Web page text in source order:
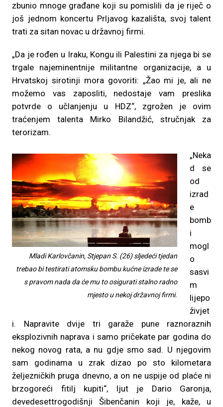
zbunio mnoge građane koji su pomislili da je riječ o
još jednom koncertu Prljavog kazališta, svoj talent
trati za sitan novac u državnoj firmi.
„Da je rođen u Iraku, Kongu ili Palestini za njega bi se
trgale najeminentnije militantne organizacije, a u
Hrvatskoj sirotinji mora govoriti: „Žao mi je, ali ne
možemo vas zaposliti, nedostaje vam preslika
potvrde o učlanjenju u HDZ“, zgrožen je ovim
traćenjem talenta Mirko Bilandžić, stručnjak za
terorizam.
Mladi Karlovčanin, Stjepan S. (26) sljedeći tjedan
trebao bi testirati atomsku bombu kućne izrade te se
s pravom nada da će mu to osigurati stalno radno
mjesto u nekoj državnoj firmi.
„Neka
d se
od
izrad
e
bomb
i
mogl
o
sasvi
m
lijepo
živjet
i. Napravite dvije tri garaže pune raznoraznih
eksplozivnih naprava i samo pričekate par godina do
nekog novog rata, a nu gdje smo sad. U njegovim
sam godinama u zrak dizao po sto kilometara
željezničkih pruga dnevno, a on ne uspije od plaće ni
brzogoreći fitilj kupiti“, ljut je Dario Garonja,
devedesettrogodišnji Šibenčanin koji je, kaže, u